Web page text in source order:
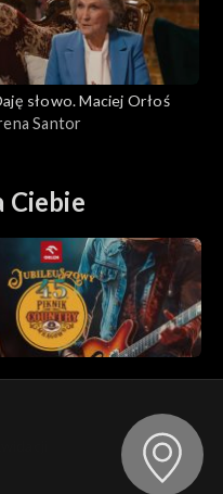
słowo. Maciej Orłoś
Santor
Ciebie